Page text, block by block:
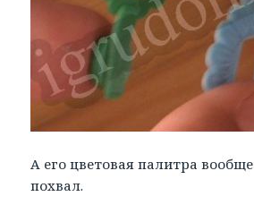
А его цветовая палитра
похвал.